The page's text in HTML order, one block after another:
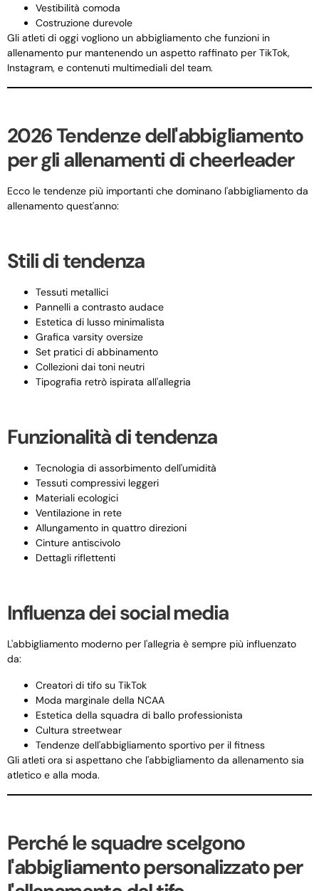
Vestibilità comoda
Costruzione durevole
Gli atleti di oggi vogliono un abbigliamento che funzioni in
allenamento pur mantenendo un aspetto raffinato per TikTok,
Instagram, e contenuti multimediali del team.
2026 Tendenze dell'abbigliamento
per gli allenamenti di cheerleader
Ecco le tendenze più importanti che dominano l'abbigliamento da
allenamento quest'anno:
Stili di tendenza
Tessuti metallici
Pannelli a contrasto audace
Estetica di lusso minimalista
Grafica varsity oversize
Set pratici di abbinamento
Collezioni dai toni neutri
Tipografia retrò ispirata all'allegria
Funzionalità di tendenza
Tecnologia di assorbimento dell'umidità
Tessuti compressivi leggeri
Materiali ecologici
Ventilazione in rete
Allungamento in quattro direzioni
Cinture antiscivolo
Dettagli riflettenti
Influenza dei social media
L'abbigliamento moderno per l'allegria è sempre più influenzato
da:
Creatori di tifo su TikTok
Moda marginale della NCAA
Estetica della squadra di ballo professionista
Cultura streetwear
Tendenze dell'abbigliamento sportivo per il fitness
Gli atleti ora si aspettano che l'abbigliamento da allenamento sia
atletico e alla moda.
Perché le squadre scelgono
l'abbigliamento personalizzato per